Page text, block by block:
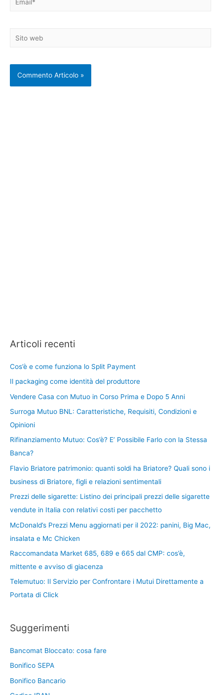
Sito
Articoli recenti
Cos’è e come funziona lo Split Payment
Il packaging come identità del produttore
Vendere Casa con Mutuo in Corso Prima e Dopo 5 Anni
Surroga Mutuo BNL: Caratteristiche, Requisiti, Condizioni e
Opinioni
Rifinanziamento Mutuo: Cos’è? E’ Possibile Farlo con la Stessa
Banca?
Flavio Briatore patrimonio: quanti soldi ha Briatore? Quali sono i
business di Briatore, figli e relazioni sentimentali
Prezzi delle sigarette: Listino dei principali prezzi delle sigarette
vendute in Italia con relativi costi per pacchetto
McDonald’s Prezzi Menu aggiornati per il 2022: panini, Big Mac,
insalata e Mc Chicken
Raccomandata Market 685, 689 e 665 dal CMP: cos’è,
mittente e avviso di giacenza
Telemutuo: Il Servizio per Confrontare i Mutui Direttamente a
Portata di Click
Suggerimenti
Bancomat Bloccato: cosa fare
Bonifico SEPA
Bonifico Bancario